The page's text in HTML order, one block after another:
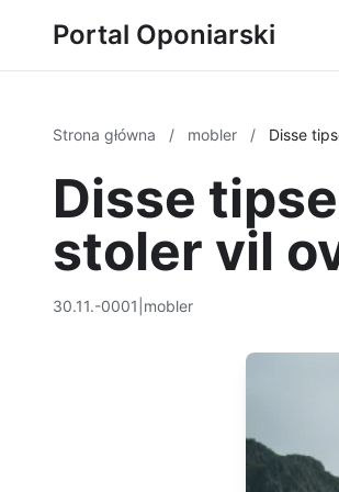
Portal Oponiarski
Strona główna / mobler / Disse
Disse
stoler vil
30.11.-0001 mobler